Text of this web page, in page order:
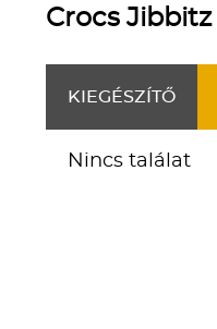
Crocs
KIEGÉSZÍTŐ
Nincs találat